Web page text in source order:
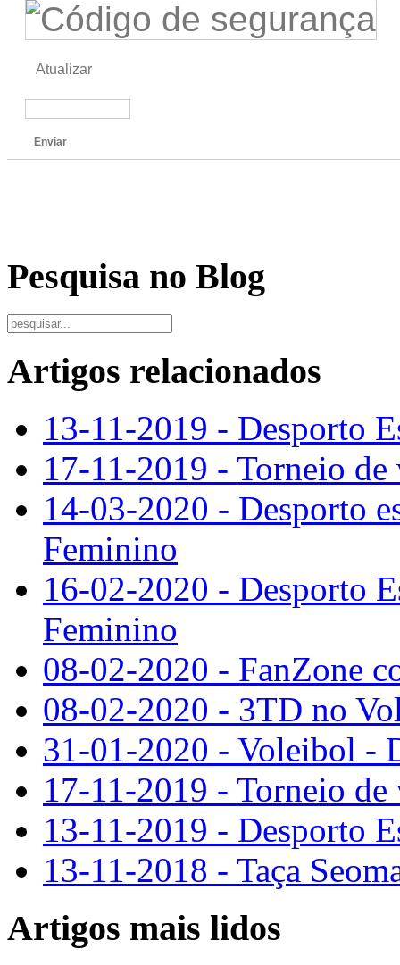
Atualizar
Enviar
Pesquisa no Blog
Artigos relacionados
13-11-2019 - Desporto
17-11-2019 - Torneio
14-03-2020 - Desporto
Feminino
16-02-2020 - Desporto
Feminino
08-02-2020 - FanZone
08-02-2020 - 3TD no
31-01-2020 - Voleibol -
17-11-2019 - Torneio
13-11-2019 - Desporto
13-11-2018 - Taça
Artigos mais lidos